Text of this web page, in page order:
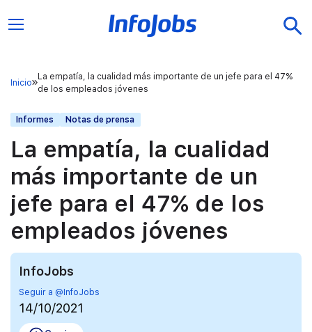
Inicio
La empatía, la cualidad más importante de un jefe para el 47%
de los empleados jóvenes
Informes Notas de prensa
La empatía, la cualidad
más importante de un
jefe para el 47% de los
empleados jóvenes
InfoJobs
Seguir a @InfoJobs
14/10/2021